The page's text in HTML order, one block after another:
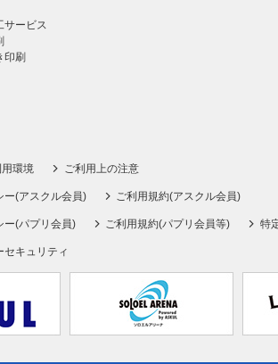
サービス
印刷
用環境 ご利用上の注意
ー(アスクル会員) ご利用規約(アスクル会員)
ー(パプリ会員) ご利用規約(パプリ会員等) 特
セキュリティ